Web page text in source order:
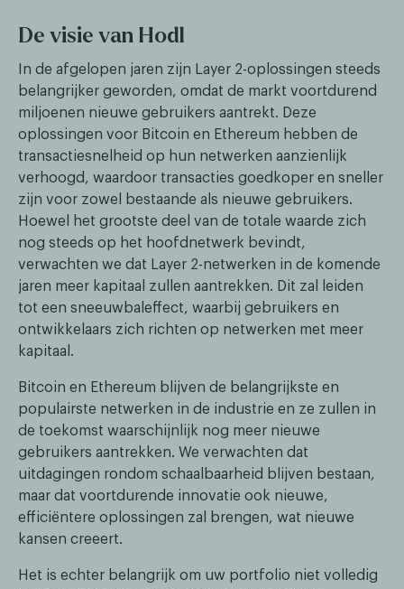
De visie van Hodl
In de afgelopen jaren zijn Layer 2-oplossingen steeds
belangrijker geworden, omdat de markt voortdurend
miljoenen nieuwe gebruikers aantrekt. Deze
oplossingen voor Bitcoin en Ethereum hebben de
transactiesnelheid op hun netwerken aanzienlijk
verhoogd, waardoor transacties goedkoper en sneller
zijn voor zowel bestaande als nieuwe gebruikers.
Hoewel het grootste deel van de totale waarde zich
nog steeds op het hoofdnetwerk bevindt,
verwachten we dat Layer 2-netwerken in de komende
jaren meer kapitaal zullen aantrekken. Dit zal leiden
tot een sneeuwbaleffect, waarbij gebruikers en
ontwikkelaars zich richten op netwerken met meer
kapitaal.
Bitcoin en Ethereum blijven de belangrijkste en
populairste netwerken in de industrie en ze zullen in
de toekomst waarschijnlijk nog meer nieuwe
gebruikers aantrekken. We verwachten dat
uitdagingen rondom schaalbaarheid blijven bestaan,
maar dat voortdurende innovatie ook nieuwe,
efficiëntere oplossingen zal brengen, wat nieuwe
kansen creeert.
Het is echter belangrijk om uw portfolio niet volledig